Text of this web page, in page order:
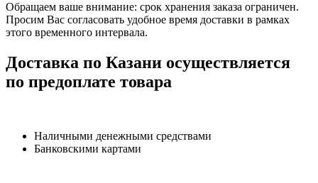
Обращаем ваше внимание: срок хранения заказа ограничен.
Просим Вас согласовать удобное время доставки в рамках
этого временного интервала.
Доставка по Казани осуществляется
по предоплате товара
Наличными денежными средствами
Банковскими картами